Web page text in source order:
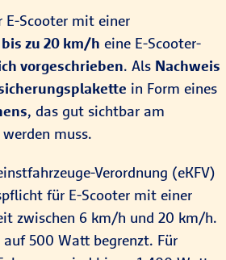
Scooter mit einer
zu 20 km/h eine E-Scooter-
vorgeschrieben. Als Nachweis
in Form eines
, das gut sichtbar am
muss.
Verordnung (eKFV)
für E-Scooter mit einer
zwischen 6 km/h und 20 km/h.
500 Watt begrenzt. Für